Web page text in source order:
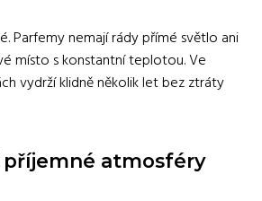
Parfemy nemají rády přímé světlo ani
místo s konstantní teplotou. Ve
vydrží klidně několik let bez ztráty
příjemné atmosféry